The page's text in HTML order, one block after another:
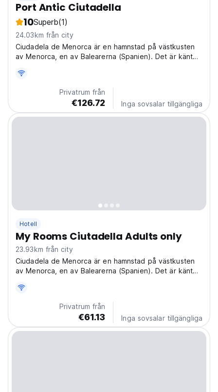
Port Antic Ciutadella
10Superb(1)
24.03km från city
Ciudadela de Menorca är en hamnstad på västkusten
av Menorca, en av Balearerna (Spanien). Det är känt
Privatrum från
€126.72 Inga sovsalar tillgängliga
Hotell
My Rooms Ciutadella Adults only
23.93km från city
Ciudadela de Menorca är en hamnstad på västkusten
av Menorca, en av Balearerna (Spanien). Det är känt
Privatrum från
€61.13 Inga sovsalar tillgängliga